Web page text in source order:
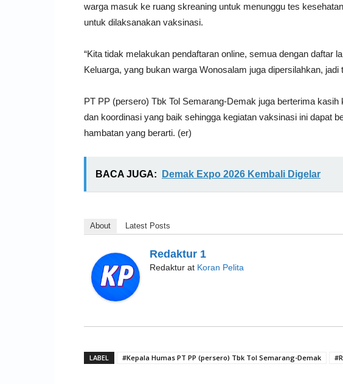
warga masuk ke ruang skreaning untuk menunggu tes
untuk dilaksanakan vaksinasi.
“Kita tidak melakukan pendaftaran online, semua dengan daftar
Keluarga, yang bukan warga Wonosalam juga dipersilahkan, jadi
PT PP (persero) Tbk Tol Semarang-Demak juga berterima
dan koordinasi yang baik sehingga kegiatan vaksinasi ini dapat
hambatan yang berarti. (er)
BACA JUGA: Demak Expo 2026 Kembali Digelar
About Latest Posts
Redaktur 1
Redaktur at Koran Pelita
LABEL #Kepala Humas PT PP (persero) Tbk Tol Semarang-Demak